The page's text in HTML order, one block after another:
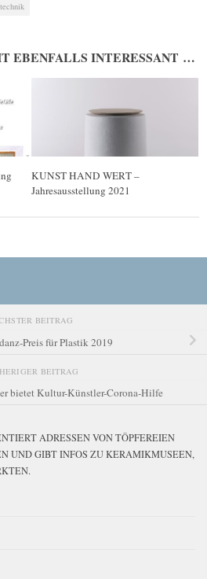
EBENFALLS INTERESSANT …
KUNST HAND WERT –
Jahresausstellung 2021
BEITRAG
Preis für Plastik 2019
BEITRAG
bietet Kultur-Künstler-Corona-Hilfe
ADRESSEN VON TÖPFEREIEN
UND GIBT INFOS ZU KERAMIKMUSEEN,